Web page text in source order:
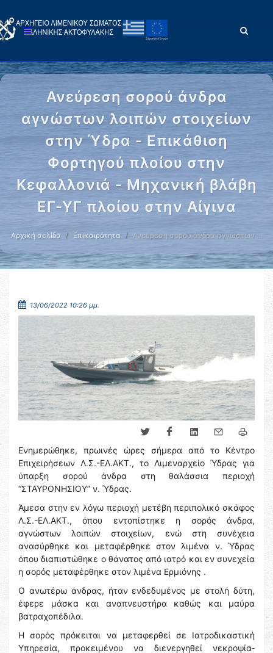
Ανεύρεση σορού άνδρα
αγνώστων λοιπών στοιχείων
στην Ύδρα - Επικάθιση
Φορτηγού πλοίου στην
Κεφαλλονιά - Μηχανική βλάβη
ΕΓ-ΥΓ πλοίου στην Αίγινα
Αρχική σελίδα Επικαιρότητα Ανεύρεση σορού άνδρα αγνώστων …
13/06/2022 10:26 μμ.
Ενημερώθηκε, πρωινές ώρες σήμερα από το Κέντρο
Επιχειρήσεων Λ.Σ.-ΕΛ.ΑΚΤ., το Λιμεναρχείο Ύδρας για
ύπαρξη σορού άνδρα στη θαλάσσια περιοχή
“ΣΤΑΥΡΟΝΗΣΙΟΥ” ν. Ύδρας.
Άμεσα στην εν λόγω περιοχή μετέβη περιπολικό σκάφος
Λ.Σ.-ΕΛ.ΑΚΤ., όπου εντοπίστηκε η σορός άνδρα,
αγνώστων λοιπών στοιχείων, ενώ στη συνέχεια
ανασύρθηκε και μεταφέρθηκε στον λιμένα ν. Ύδρας
όπου διαπιστώθηκε ο θάνατος από ιατρό και εν συνεχεία
η σορός μεταφέρθηκε στον λιμένα Ερμιόνης .
Ο ανωτέρω άνδρας, ήταν ενδεδυμένος με στολή δύτη,
έφερε μάσκα και αναπνευστήρα καθώς και μαύρα
βατραχοπέδιλα.
Η σορός πρόκειται να μεταφερθεί σε Ιατροδικαστική
Υπηρεσία, προκειμένου να διενεργηθεί νεκροψία-